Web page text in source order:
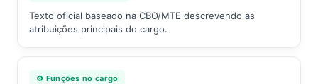
Texto oficial baseado na CBO/MTE descrevendo as
atribuições principais do cargo.
⚙️ Funções no cargo